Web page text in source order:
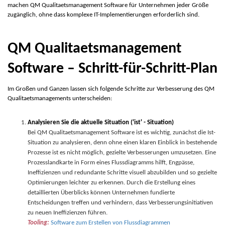
machen QM Qualitaetsmanagement Software für Unternehmen jeder Größe
zugänglich, ohne dass komplexe IT-Implementierungen erforderlich sind.
QM Qualitaetsmanagement
Software – Schritt-für-Schritt-Plan
Im Großen und Ganzen lassen sich folgende Schritte zur Verbesserung des QM
Qualitaetsmanagements unterscheiden:
Analysieren Sie die aktuelle Situation ('ist' - Situation)
Bei QM Qualitaetsmanagement Software ist es wichtig, zunächst die Ist-
Situation zu analysieren, denn ohne einen klaren Einblick in bestehende
Prozesse ist es nicht möglich, gezielte Verbesserungen umzusetzen. Eine
Prozesslandkarte in Form eines Flussdiagramms hilft, Engpässe,
Ineffizienzen und redundante Schritte visuell abzubilden und so gezielte
Optimierungen leichter zu erkennen. Durch die Erstellung eines
detaillierten Überblicks können Unternehmen fundierte
Entscheidungen treffen und verhindern, dass Verbesserungsinitiativen
zu neuen Ineffizienzen führen.
Tooling: Software zum Erstellen von Flussdiagrammen